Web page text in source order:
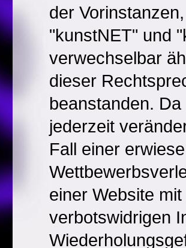
der
"kunstNET" und
verwechselbar
dieser
beanstanden.
jederzeit
Fall einer
einer Website
verbotswidrigen